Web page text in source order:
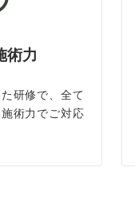
術力
研修で、全て
術力でご対応